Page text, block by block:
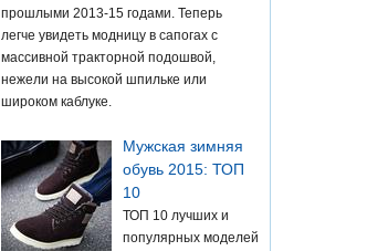
прошлыми 2013-15 годами. Теперь
легче увидеть модницу в сапогах с
массивной тракторной подошвой,
нежели на высокой шпильке или
широком каблуке.
Мужская зимняя
обувь 2015: ТОП
10
ТОП 10 лучших и
популярных моделей